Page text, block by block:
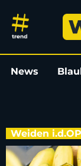
News
Weiden